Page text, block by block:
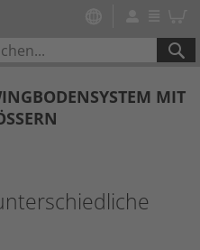
MIT